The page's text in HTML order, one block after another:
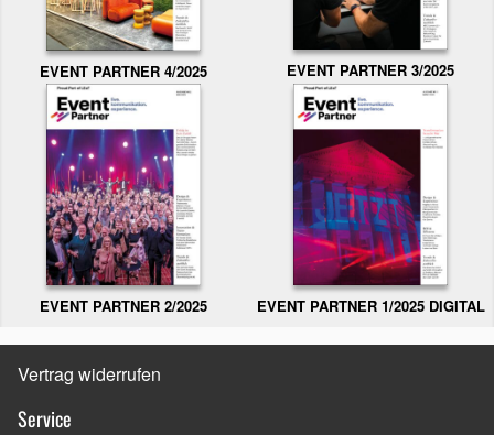
EVENT PARTNER 4/2025 EVENT PARTNER 3/2025
EVENT PARTNER 2/2025 EVENT PARTNER 1/2025 DIGITAL
Vertrag widerrufen
Service